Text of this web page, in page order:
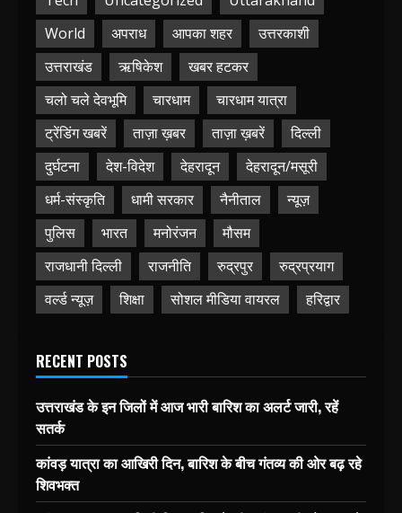
World
अपराध आपका शहर
उत्तरकाशी
उत्तराखंड
ऋषिकेश
खबर हटकर
चलो चले देवभूमि
चारधाम
चारधाम यात्रा
ट्रेंडिंग खबरें
ताज़ा ख़बर ताज़ा ख़बरें
दिल्ली
दुर्घटना
देश-विदेश देहरादून
देहरादून/मसूरी
धर्म-संस्कृति
धामी सरकार नैनीताल
न्यूज़
पुलिस
भारत मनोरंजन
मौसम
राजधानी दिल्ली
राजनीति रुद्रपुर
रुद्रप्रयाग
वर्ल्ड न्यूज़
शिक्षा सोशल मीडिया वायरल हरिद्वार
RECENT POSTS
उत्तराखंड के इन जिलों में आज भारी बारिश का अलर्ट जारी, रहें
सतर्क
कांवड़ यात्रा का आखिरी दिन, बारिश के बीच गंतव्य की ओर बढ़ रहे
शिवभक्त